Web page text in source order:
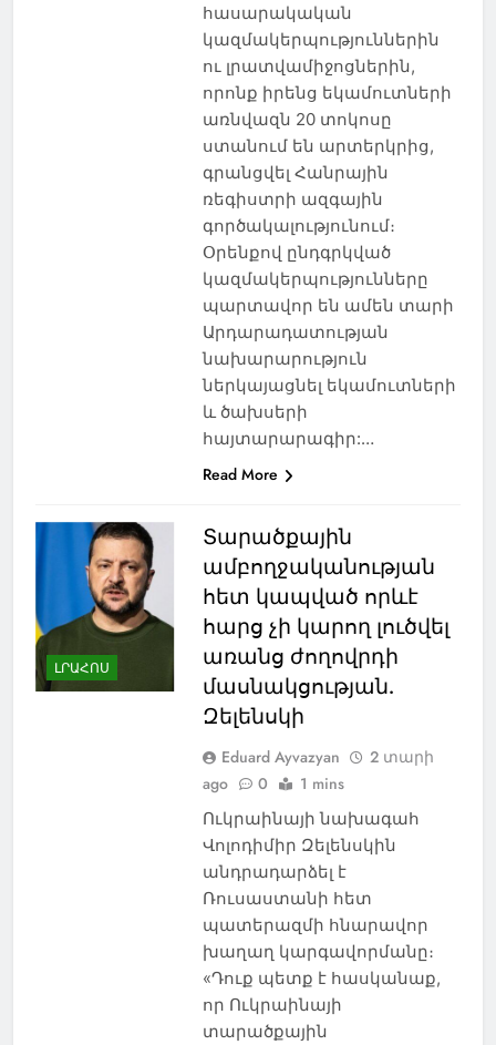
հասարակական
կազմակերպություններին
ու լրատվամիջոցներին,
որոնք իրենց եկամուտների
առնվազն 20 տոկոսը
ստանում են արտերկրից,
գրանցվել Հանրային
ռեգիստրի ազգային
գործակալությունում։
Օրենքով ընդգրկված
կազմակերպությունները
պարտավոր են ամեն տարի
Արդարադատության
նախարարություն
ներկայացնել եկամուտների
և ծախսերի
հայտարարագիր:…
Read More
ԼՐԱՀՈՍ
Տարածքային
ամբողջականության
հետ կապված որևէ
հարց չի կարող լուծվել
առանց ժողովրդի
մասնակցության.
Զելենսկի
Eduard Ayvazyan
2 տարի
ago
0 1 mins
Ուկրաինայի նախագահ
Վոլոդիմիր Զելենսկին
անդրադարձել է
Ռուսաստանի հետ
պատերազմի հնարավոր
խաղաղ կարգավորմանը։
«Դուք պետք է հասկանաք,
որ Ուկրաինայի
տարածքային